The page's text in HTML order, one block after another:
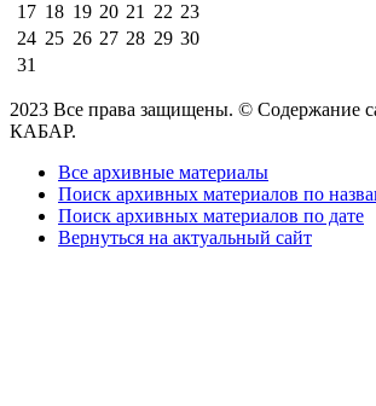
17 18 19 20 21 22 23
24 25 26 27 28 29 30
31
2023 Все права защищены. © Содержание
КАБАР.
Все архивные материалы
Поиск архивных материалов по
Поиск архивных материалов по дате
Вернуться на актуальный сайт